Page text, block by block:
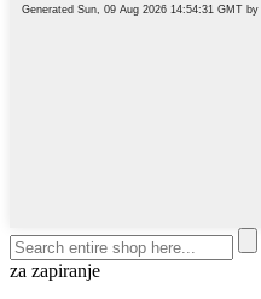
za zapiranje